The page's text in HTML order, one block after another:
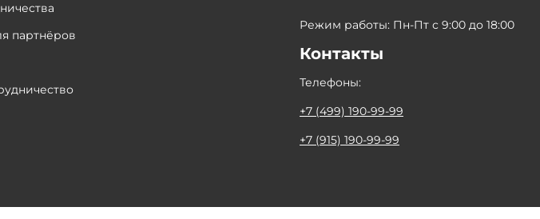
партнёров
Режим работы: Пн-Пт с 9:00 до 18:00
Контакты
Телефоны:
+7 (499) 190-99-99
+7 (915) 190-99-99